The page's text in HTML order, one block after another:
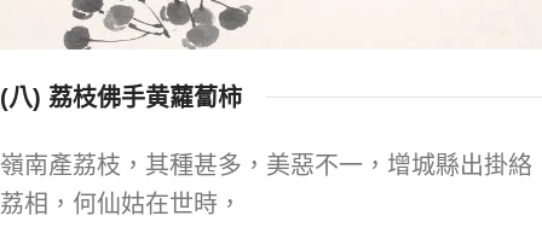
(八) 荔枝佛手黄蘿蔔柿
嶺南產荔枝，其種甚多，美惡不一，增城縣出掛絡
荔相，何仙姑在世時，